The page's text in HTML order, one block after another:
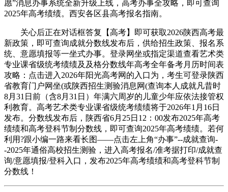
愿”消息办事系统全新升级上线，高考办事全攻略，即可查询
2025年高考绩绩。西安各区县高考报名指南。
关心后正在对话框答复【高考】即可获取2026陕西高考最
新政策，即可查询成就分数线发布后，供给招生政策、报名系
统、意愿填报等一坐式办事。登录网坐或指定渠道查看艺术类
专业课省级统考绩绩及及格分数线年高考全年备考月历时间表
攻略：点击进入2026年阳光高考网的入口为，考生可登录陕西
省教育门户网坐(或陕西招生测验消息网(查询本人成就凡昔时
8月31日前（含8月31日）年满六周岁的儿童少年应依法接管权
利教育。高考艺术类专业课省级统考绩绩将于2026年1月16日
发布。分数线发布后，陕西省6月25日12：00发布2025年高考
绩绩和高考登科节制分数线，即可查询2025年高考绩绩。若何
利用?跟小编一路来看长图——点击左上角“办事”--成就查询-
-2025年通俗高校招生测验，进入高考报名/准考据打印/成就查
询/意愿填报/登科入口，发布2025年高考绩绩和高考登科节制
分数线！